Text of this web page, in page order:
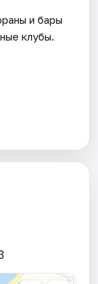
и бары
клубы.